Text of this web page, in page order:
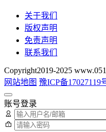
关于我们
版权声明
免责声明
联系我们
Copyright2019-2025
网站地图 豫ICP备17027119
账号登录